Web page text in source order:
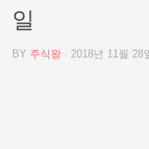
일
BY 주식왕 · 2018년 11월 28